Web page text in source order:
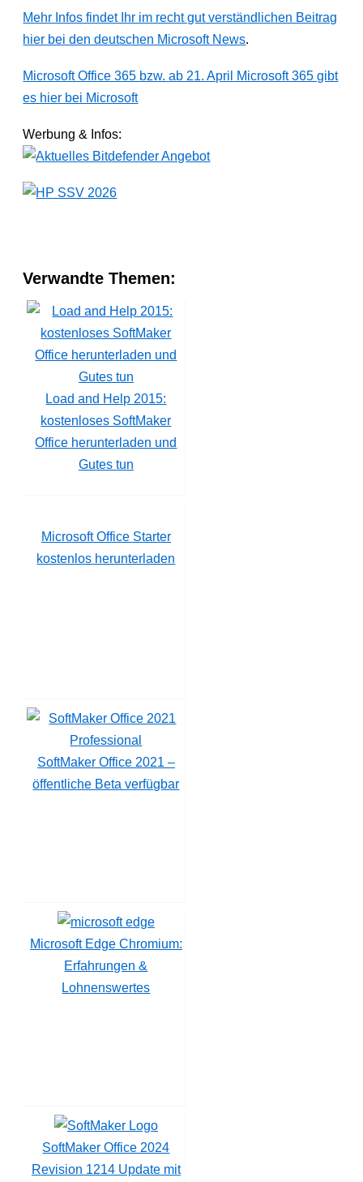
Mehr Infos findet Ihr im recht gut verständlichen Beitrag
hier bei den deutschen Microsoft News.
Microsoft Office 365 bzw. ab 21. April Microsoft 365 gibt
es hier bei Microsoft
Werbung & Infos:
Verwandte Themen:
Load and Help 2015:
kostenloses SoftMaker
Office herunterladen und
Gutes tun
Microsoft Office Starter
kostenlos herunterladen
SoftMaker Office 2021 –
öffentliche Beta verfügbar
Microsoft Edge Chromium:
Erfahrungen &
Lohnenswertes
SoftMaker Office 2024
Revision 1214 Update mit